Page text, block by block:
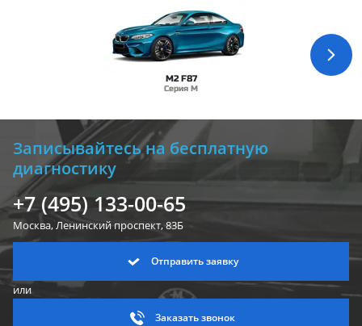
M2 F87
Серия M
Записывайтесь на бесплатную
диагностику
+7 (495) 133-00-65
Москва, Ленинскийпроспект, 83Б
Отправить заявку
или
Заказать звонок